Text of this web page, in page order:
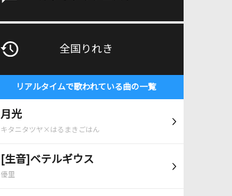
全国りれき
リアルタイムで歌われている曲の一覧
月光
キタニタツヤ×はるまきごはん
[生音]ベテルギウス
優里